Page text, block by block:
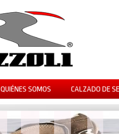
QUIÉNES SOMOS CALZADO DE